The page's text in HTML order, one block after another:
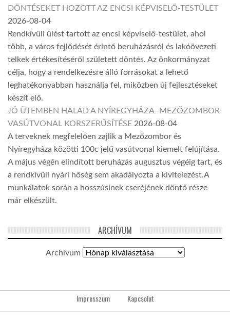
DÖNTÉSEKET HOZOTT AZ ENCSI KÉPVISELŐ-TESTÜLET
2026-08-04
Rendkívüli ülést tartott az encsi képviselő-testület, ahol
több, a város fejlődését érintő beruházásról és lakóövezeti
telkek értékesítéséről született döntés. Az önkormányzat
célja, hogy a rendelkezésre álló forrásokat a lehető
leghatékonyabban használja fel, miközben új fejlesztéseket
készít elő.
JÓ ÜTEMBEN HALAD A NYÍREGYHÁZA–MEZŐZOMBOR
VASÚTVONAL KORSZERŰSÍTÉSE 2026-08-04
A terveknek megfelelően zajlik a Mezőzombor és
Nyíregyháza közötti 100c jelű vasútvonal kiemelt felújítása.
A május végén elindított beruházás augusztus végéig tart, és
a rendkívüli nyári hőség sem akadályozta a kivitelezést.A
munkálatok során a hosszúsínek cseréjének döntő része
már elkészült.
ARCHÍVUM
Archívum
Impresszum Kapcsolat